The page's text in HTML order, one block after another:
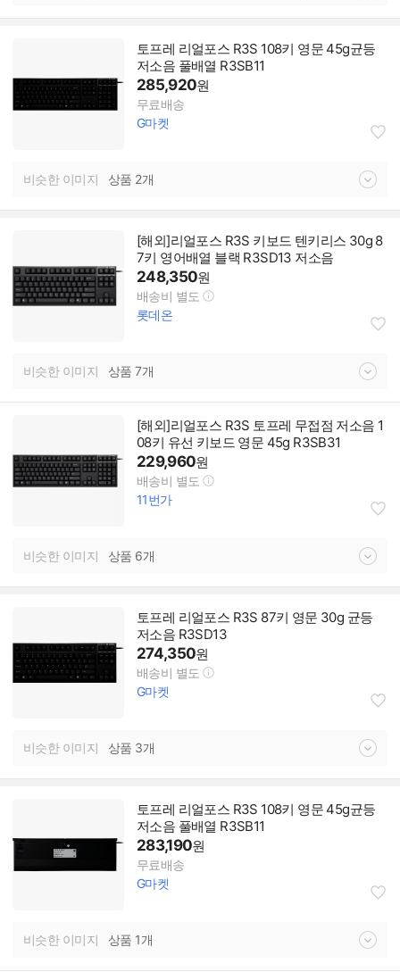
토프레 리얼포스 R3S 108키 영문 45g균등
저소음 풀배열 R3SB11
285,920원
무료배송
G마켓
비슷한 이미지 상품 2개
[해외]리얼포스 R3S 키보드 텐키리스 30g 8
7키 영어배열 블랙 R3SD13 저소음
248,350원
배송비 별도
롯데온
비슷한 이미지 상품 7개
[해외]리얼포스 R3S 토프레 무접점 저소음 1
08키 유선 키보드 영문 45g R3SB31
229,960원
배송비 별도
11번가
비슷한 이미지 상품 6개
토프레 리얼포스 R3S 87키 영문 30g 균등
저소음 R3SD13
274,350원
배송비 별도
G마켓
비슷한 이미지 상품 3개
토프레 리얼포스 R3S 108키 영문 45g균등
저소음 풀배열 R3SB11
283,190원
무료배송
G마켓
비슷한 이미지 상품 1개